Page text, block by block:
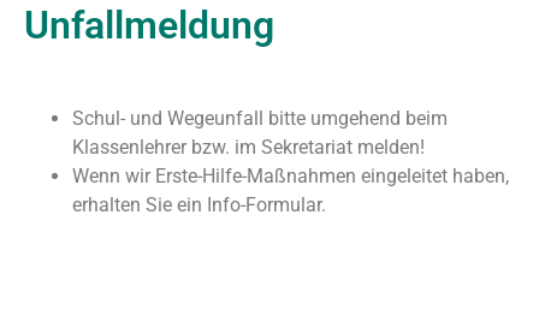
Unfallmeldung
Schul- und Wegeunfall bitte umgehend beim
Klassenlehrer bzw. im Sekretariat melden!
Wenn wir Erste-Hilfe-Maßnahmen eingeleitet haben,
erhalten Sie ein Info-Formular.